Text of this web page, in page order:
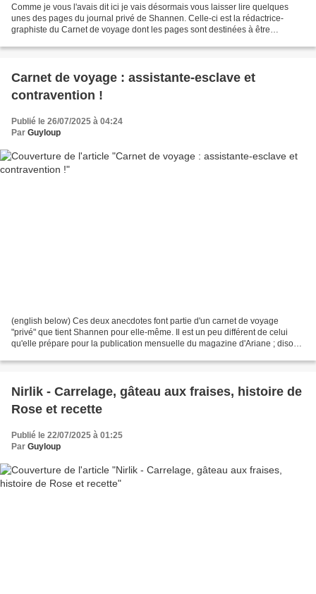
Comme je vous l'avais dit ici je vais désormais vous laisser lire quelques
unes des pages du journal privé de Shannen. Celle-ci est la rédactrice-
graphiste du Carnet de voyage dont les pages sont destinées à être
Carnet de voyage : assistante-esclave et
contravention !
Publié le 26/07/2025 à 04:24
Par Guyloup
(english below) Ces deux anecdotes font partie d'un carnet de voyage
"privé" que tient Shannen pour elle-même. Il est un peu différent de celui
qu'elle prépare pour la publication mensuelle du magazine d'Ariane ; disons
Nirlik - Carrelage, gâteau aux fraises, histoire de
Rose et recette
Publié le 22/07/2025 à 01:25
Par Guyloup